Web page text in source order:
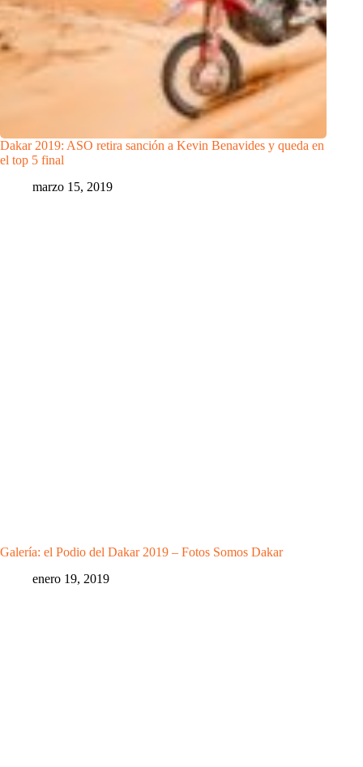
Dakar 2019: ASO retira sanción a Kevin Benavides y queda en
el top 5 final
marzo 15, 2019
Galería: el Podio del Dakar 2019 – Fotos Somos Dakar
enero 19, 2019